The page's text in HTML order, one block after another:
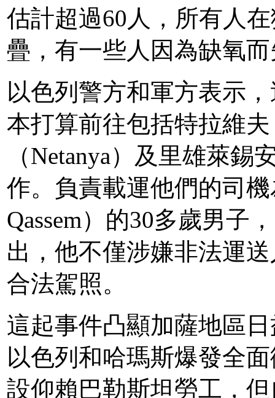
估計超過60人，所有人
疊，有一些人因為缺氧
以色列警方和軍方表示
本打算前往包括特拉維
（Netanya）及里雄萊錫
作。負責載運他們的司
Qassem）的30多歲男子
出，他不僅涉嫌非法運
合法駕照。
這起事件凸顯加薩地區
以色列和哈瑪斯爆發全
設仰賴巴勒斯坦勞工，